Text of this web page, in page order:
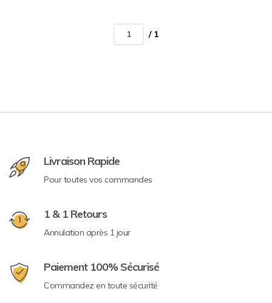
/ 1
Livraison Rapide
Pour toutes vos commandes
1 & 1 Retours
Annulation après 1 jour
Paiement 100% Sécurisé
Commandez en toute sécurité